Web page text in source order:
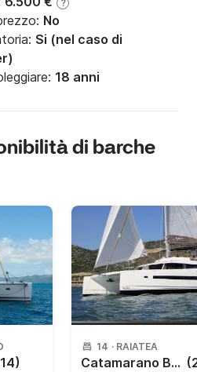
del Click&Boat.
?
No
Si (nel caso di
18 anni
di barche
14 · RAIATEA
Catamarano Bali Bali 5.4 with watermaker & A/C - PLUS 16.8m